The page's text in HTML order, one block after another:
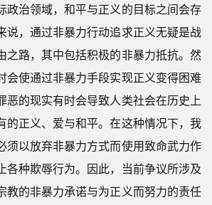
政治领域，和平与正义的目标之间会存
说，通过非暴力行动追求正义无疑是战
之路，其中包括积极的非暴力抵抗。然
会使通过非暴力手段实现正义变得困难
恶的现实有时会导致人类社会在历史上
的正义、爱与和平。在这种情况下，我
须以放弃非暴力方式而使用致命武力作
各种欺辱行为。因此，当前争议所涉及
教的非暴力承诺与为正义而努力的责任